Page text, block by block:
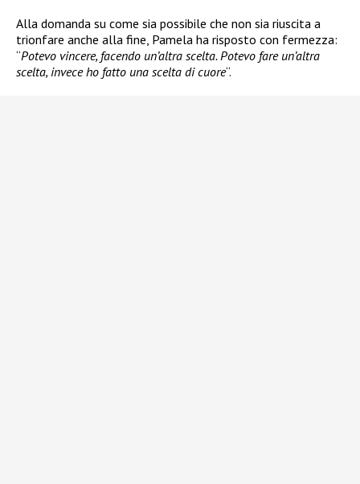
Alla domanda su come sia possibile che non sia riuscita a
trionfare anche alla fine, Pamela ha risposto con fermezza:
“Potevo vincere, facendo un’altra scelta. Potevo fare un’altra
scelta, invece ho fatto una scelta di cuore“.